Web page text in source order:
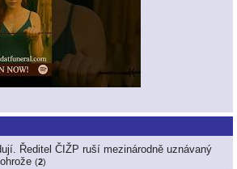
Ředitel ČIŽP ruší mezinárodně uznávaný
(2)